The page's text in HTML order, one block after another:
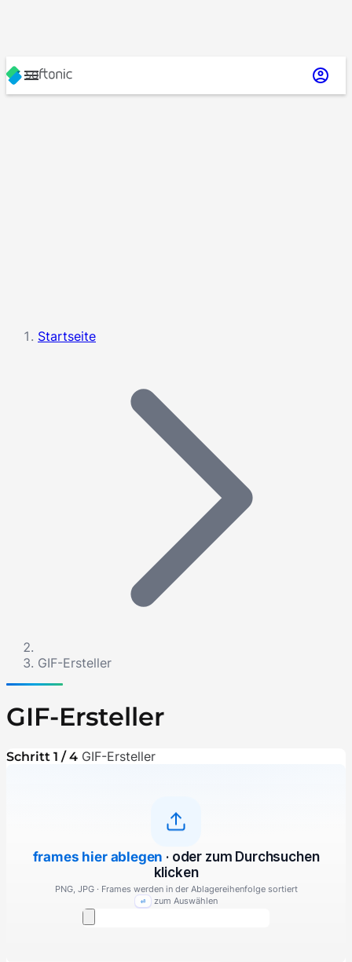
Startseite
GIF-Ersteller
GIF-Ersteller
Schritt 1 / 4 GIF-Ersteller
frames hier ablegen · oder zum Durchsuchen
klicken
PNG, JPG · Frames werden in der Ablagereihenfolge sortiert
⏎ zum Auswählen